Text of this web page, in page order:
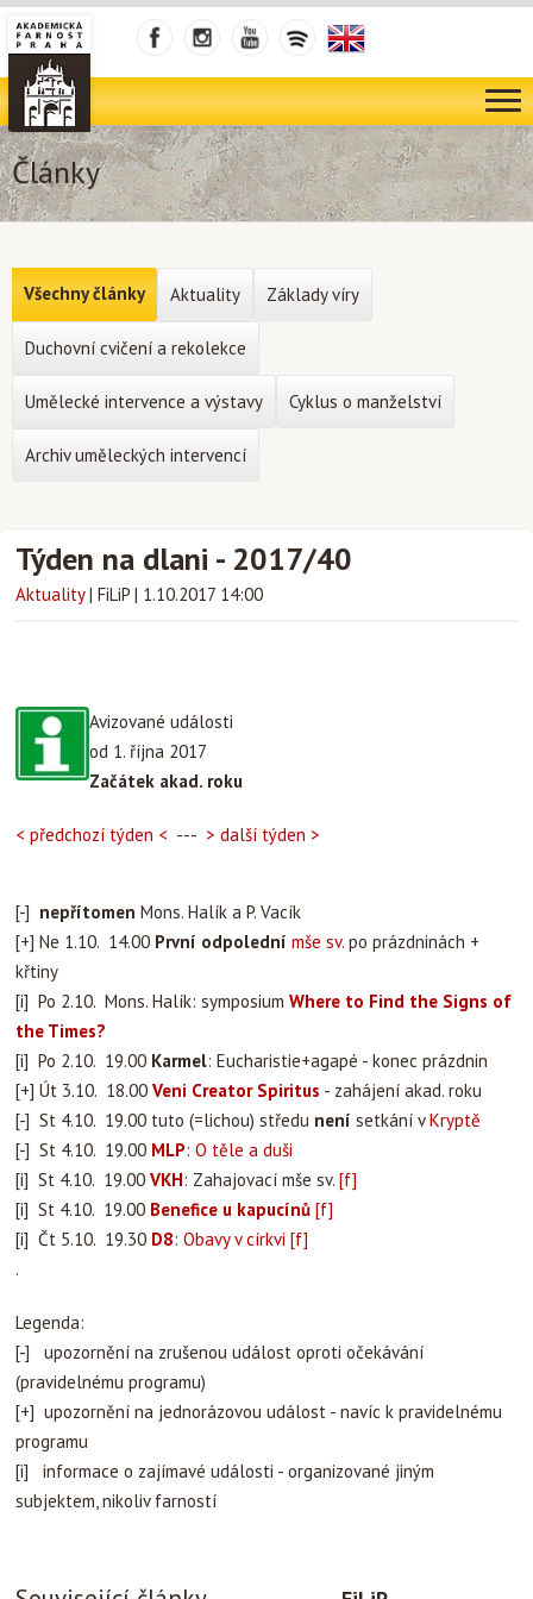
Články
Týden na dlani - 2017/40
Aktuality | FiLiP | 1.10.2017 14:00
Avizované události
od 1. října 2017
Začátek akad. roku
< předchozí týden < --- > další týden >
[-] nepřítomen Mons. Halík a P. Vacík
[+] Ne 1.10. 14.00 První odpolední mše sv. po prázdninách +
křtiny
[i] Po 2.10. Mons. Halík: symposium Where to Find the Signs of
the Times?
[i] Po 2.10. 19.00 Karmel: Eucharistie+agapé - konec prázdnin
[+] Út 3.10. 18.00 Veni Creator Spiritus - zahájení akad. roku
[-] St 4.10. 19.00 tuto (=lichou) středu není setkání vKryptě
[-] St 4.10. 19.00 MLP: O těle a duši
[i] St 4.10. 19.00 VKH: Zahajovací mše sv. [f]
[i] St 4.10. 19.00 Benefice u kapucínů [f]
[i] Čt 5.10. 19.30 D8: Obavy v církvi [f]
.
Legenda:
[-] upozornění na zrušenou událost oproti očekávání
(pravidelnému programu)
[+] upozornění na jednorázovou událost - navíc k pravidelnému
programu
[i] informace o zajímavé události - organizované jiným
subjektem, nikoliv farností
Všechny články Aktuality Základy víry
Duchovní cvičení a rekolekce
Umělecké intervence a výstavy Cyklus o manželství
Archiv uměleckých intervencí